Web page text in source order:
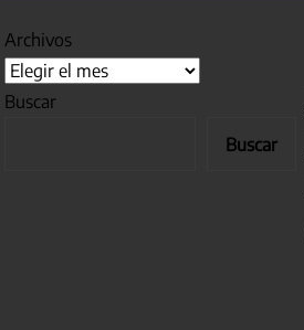
Archivos
Buscar
Buscar